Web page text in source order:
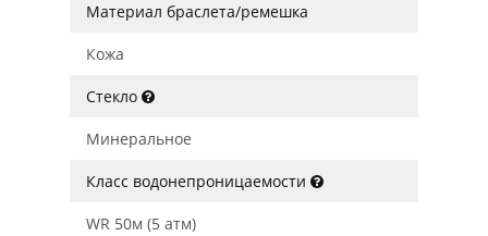
Материал браслета/ремешка
Кожа
Стекло
Минеральное
Класс водонепроницаемости
WR 50м (5 атм)